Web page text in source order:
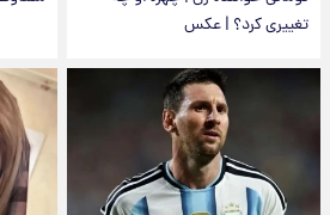
تغییری کرد؟ | عکس